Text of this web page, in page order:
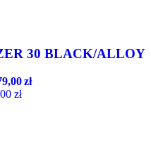
30 BLACK/ALLOY
zł
zł